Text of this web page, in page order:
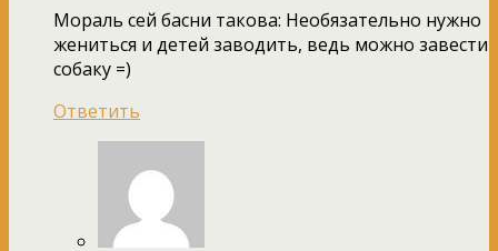
Мораль сей басни такова: Необязательно нужно
жениться и детей заводить, ведь можно завести
собаку =)
Ответить